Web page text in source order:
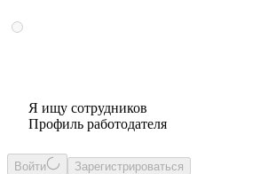
Я ищу сотрудников
Профиль работодателя
Войти Зарегистрироваться